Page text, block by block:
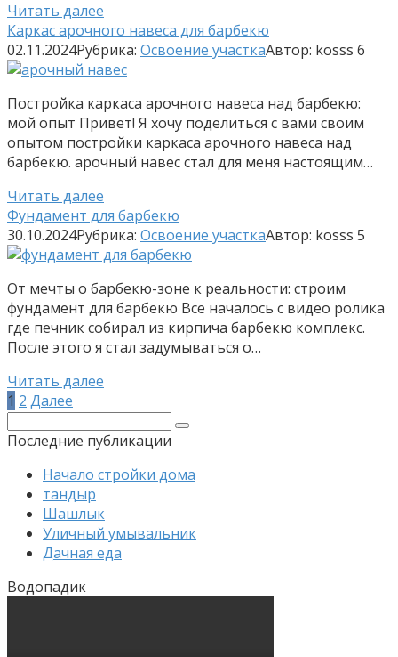
Читать далее
Каркас арочного навеса для барбекю
02.11.2024Рубрика: Освоение участкаАвтор: kosss 6
Постройка каркаса арочного навеса над барбекю:
мой опыт Привет! Я хочу поделиться с вами своим
опытом постройки каркаса арочного навеса над
барбекю. арочный навес стал для меня настоящим…
Читать далее
Фундамент для барбекю
30.10.2024Рубрика: Освоение участкаАвтор: kosss 5
От мечты о барбекю-зоне к реальности: строим
фундамент для барбекю Все началось с видео ролика
где печник собирал из кирпича барбекю комплекс.
После этого я стал задумываться о…
Читать далее
Пагинация
записей
1 2 Далее
Поиск:
Последние публикации
Начало стройки дома
тандыр
Шашлык
Уличный умывальник
Дачная еда
Водопадик